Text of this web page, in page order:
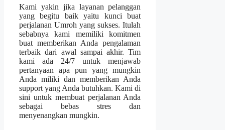
Kami yakin jika layanan pelanggan
yang begitu baik yaitu kunci buat
perjalanan Umroh yang sukses. Itulah
sebabnya kami memiliki komitmen
buat memberikan Anda pengalaman
terbaik dari awal sampai akhir. Tim
kami ada 24/7 untuk menjawab
pertanyaan apa pun yang mungkin
Anda miliki dan memberikan Anda
support yang Anda butuhkan. Kami di
sini untuk membuat perjalanan Anda
sebagai bebas stres dan
menyenangkan mungkin.